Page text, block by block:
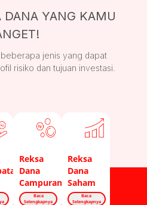
DANA YANG KAMU
beberapa jenis yang dapat
risiko dan tujuan investasi.
Reksa
Dana
Campuran
Baca
Selengkapnya
Reksa
Dana
Saham
Baca
Selengkapnya